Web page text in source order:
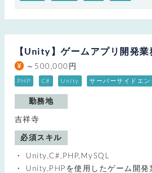
【Unity】ゲームアプリ開発業
～500,000円
PHP C# Unity サーバーサイドエン
勤務地
吉祥寺
必須スキル
Unity,C#,PHP,MySQL
Unity,PHPを使用したゲーム開発